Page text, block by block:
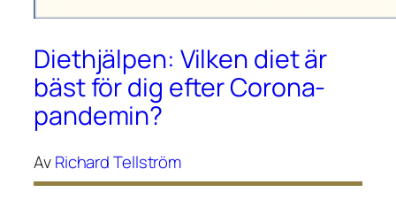
Diethjälpen: Vilken diet är
bäst för dig efter Corona-
pandemin?
AvRichard Tellström